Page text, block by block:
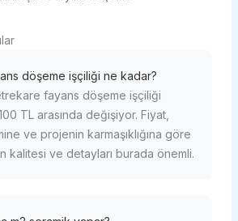
döşeme işçiliği ne kadar?
fayans döşeme işçiliği
TL arasında değişiyor. Fiyat,
ve projenin karmaşıklığına göre
kalitesi ve detayları burada önemli.